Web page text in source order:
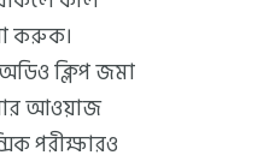
করুক।
ক্লিপ জমা
আওয়াজ
পরীক্ষারও